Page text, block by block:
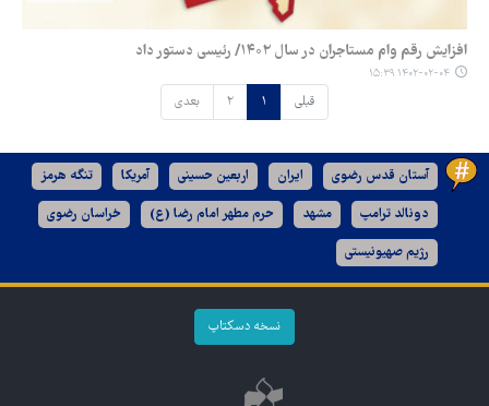
افزایش رقم وام مستاجران در سال ۱۴۰۲/ رئیسی دستور داد
۱۴۰۲-۰۲-۰۴ ۱۵:۳۹
قبلی ۱ ۲ بعدی
آستان قدس رضوی ایران اربعین حسینی آمریکا تنگه هرمز
دونالد ترامپ مشهد حرم مطهر امام رضا (ع) خراسان رضوی
رژیم صهیونیستی
نسخه دسکتاپ